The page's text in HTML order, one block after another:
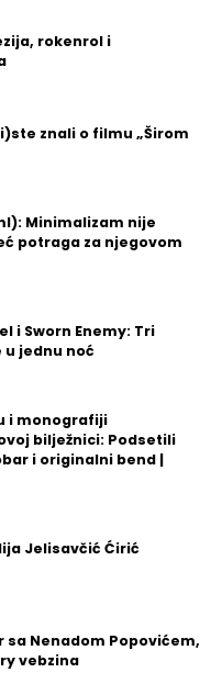
rokenrol i
znali o filmu „Širom
Minimalizam nije
potraga za njegovom
i Sworn Enemy: Tri
jednu noć
i monografiji
bilježnici: Podsetili
i originalni bend |
Jelisavčić Ćirić
sa Nenadom Popovićem,
vebzina